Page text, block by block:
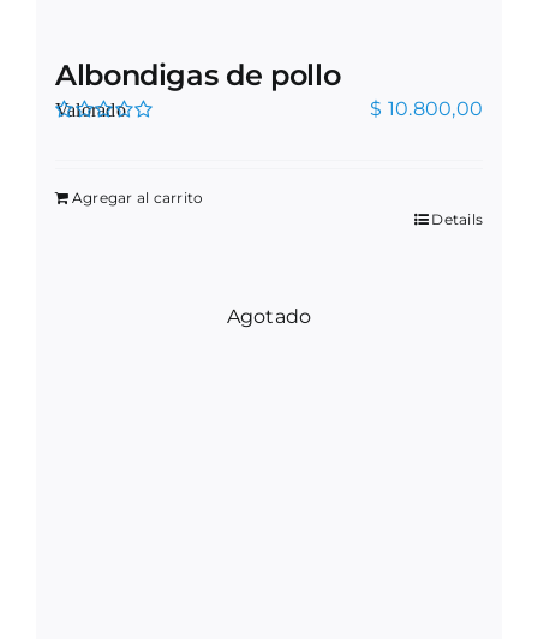
Albondigas de pollo
Valorado
$ 10.800,00
Agregar al carrito
Details
Agotado